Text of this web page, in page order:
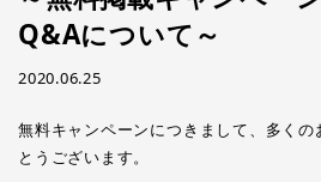
Q&Aについて～
2020.06.25
無料キャンペーンにつきまして、多く
とうございます。